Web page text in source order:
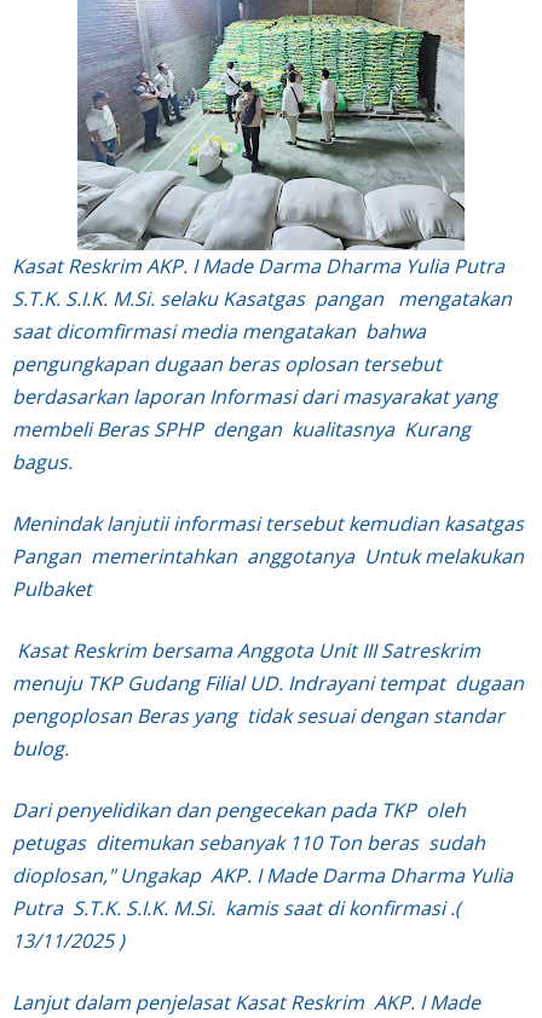
Kasat Reskrim AKP. I Made Darma Dharma Yulia Putra
S.T.K. S.I.K. M.Si. selaku Kasatgas pangan mengatakan
saat dicomfirmasi media mengatakan bahwa
pengungkapan dugaan beras oplosan tersebut
berdasarkan laporan Informasi dari masyarakat yang
membeli Beras SPHP dengan kualitasnya Kurang
bagus.
Menindak lanjutii informasi tersebut kemudian kasatgas
Pangan memerintahkan anggotanya Untuk melakukan
Pulbaket
Kasat Reskrim bersama Anggota Unit III Satreskrim
menuju TKP Gudang Filial UD. Indrayani tempat dugaan
pengoplosan Beras yang tidak sesuai dengan standar
bulog.
Dari penyelidikan dan pengecekan pada TKP oleh
petugas ditemukan sebanyak 110 Ton beras sudah
dioplosan," Ungakap AKP. I Made Darma Dharma Yulia
Putra S.T.K. S.I.K. M.Si. kamis saat di konfirmasi .(
13/11/2025 )
Lanjut dalam penjelasat Kasat Reskrim AKP. I Made